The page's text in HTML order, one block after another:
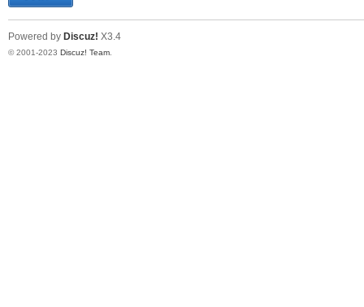
Powered by Discuz! X3.4
© 2001-2023 Discuz! Team.